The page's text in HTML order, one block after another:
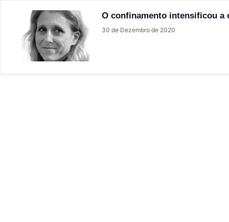
O confinamento intensificou a
30 de Dezembro de 2020